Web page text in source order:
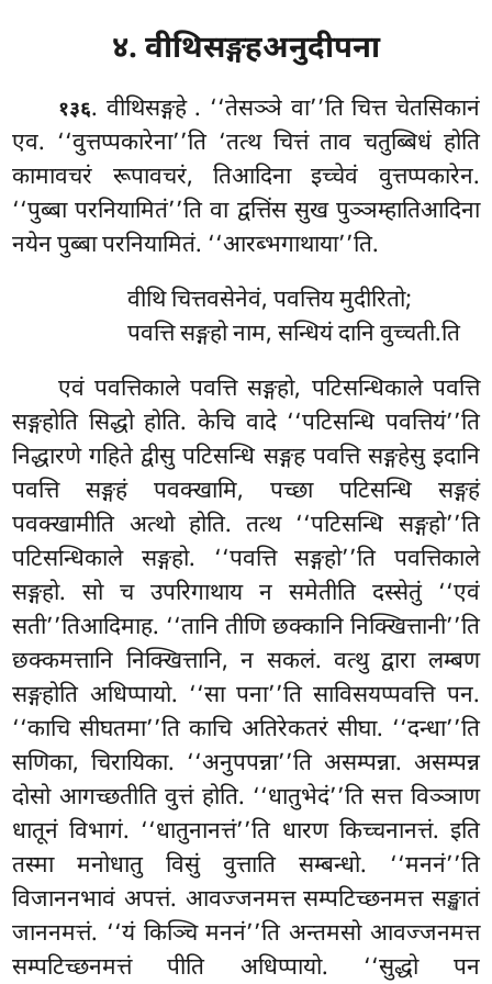
४. वीथिसङ्गहअनुदीपना
१३६. वीथिसङ्गहे . ‘‘तेसञ्ञे वा’’ति चित्त चेतसिकानं
एव. ‘‘वुत्तप्पकारेना’’ति ‘तत्थ चित्तं ताव चतुब्बिधं होति
कामावचरं रूपावचरं, तिआदिना इच्चेवं वुत्तप्पकारेन.
‘‘पुब्बा परनियामितं’’ति वा द्वत्तिंस सुख पुञ्ञम्हातिआदिना
नयेन पुब्बा परनियामितं. ‘‘आरब्भगाथाया’’ति.
वीथि चित्तवसेनेवं, पवत्तिय मुदीरितो;
पवत्ति सङ्गहो नाम, सन्धियं दानि वुच्चती.ति
एवं पवत्तिकाले पवत्ति सङ्गहो, पटिसन्धिकाले पवत्ति
सङ्गहोति सिद्धो होति. केचि वादे ‘‘पटिसन्धि पवत्तियं’’ति
निद्धारणे गहिते द्वीसु पटिसन्धि सङ्गह पवत्ति सङ्गहेसु इदानि
पवत्ति सङ्गहं पवक्खामि, पच्छा पटिसन्धि सङ्गहं
पवक्खामीति अत्थो होति. तत्थ ‘‘पटिसन्धि सङ्गहो’’ति
पटिसन्धिकाले सङ्गहो. ‘‘पवत्ति सङ्गहो’’ति पवत्तिकाले
सङ्गहो. सो च उपरिगाथाय न समेतीति दस्सेतुं ‘‘एवं
सती’’तिआदिमाह. ‘‘तानि तीणि छक्कानि निक्खित्तानी’’ति
छक्कमत्तानि निक्खित्तानि, न सकलं. वत्थु द्वारा लम्बण
सङ्गहोति अधिप्पायो. ‘‘सा पना’’ति साविसयप्पवत्ति पन.
‘‘काचि सीघतमा’’ति काचि अतिरेकतरं सीघा. ‘‘दन्धा’’ति
सणिका, चिरायिका. ‘‘अनुपपन्ना’’ति असम्पन्ना. असम्पन्न
दोसो आगच्छतीति वुत्तं होति. ‘‘धातुभेदं’’ति सत्त विञ्ञाण
धातूनं विभागं. ‘‘धातुनानत्तं’’ति धारण किच्चनानत्तं. इति
तस्मा मनोधातु विसुं वुत्ताति सम्बन्धो. ‘‘मननं’’ति
विजाननभावं अपत्तं. आवज्जनमत्त सम्पटिच्छनमत्त सङ्खातं
जाननमत्तं. ‘‘यं किञ्चि मननं’’ति अन्तमसो आवज्जनमत्त
सम्पटिच्छनमत्तं पीति अधिप्पायो. ‘‘सुद्धो पन